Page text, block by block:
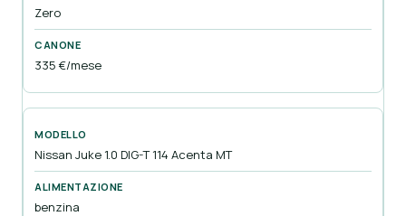
Zero
335 €/mese
Nissan Juke 1.0 DIG-T 114 Acenta MT
benzina